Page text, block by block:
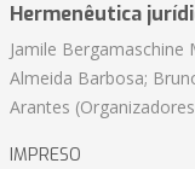
Hermenêutica
Jamile Bergamaschine
Almeida Barbosa;
Arantes
IMPRESO